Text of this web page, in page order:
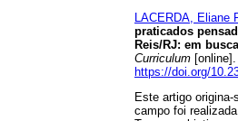
LACERDA, Eliane
praticados
Reis/RJ: em
Curriculum
https://doi.org/
Este artigo
campo foi